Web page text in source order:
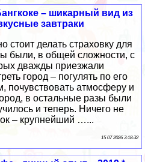
– шикарный вид из
завтраки
стоит делать страховку для
были, в общей сложности, с
дважды приезжали
город – погулять по его
атмосферу и
в остальные разы были
и теперь. Ничего не
– крупнейший …...
15 07 2026 3:18:32